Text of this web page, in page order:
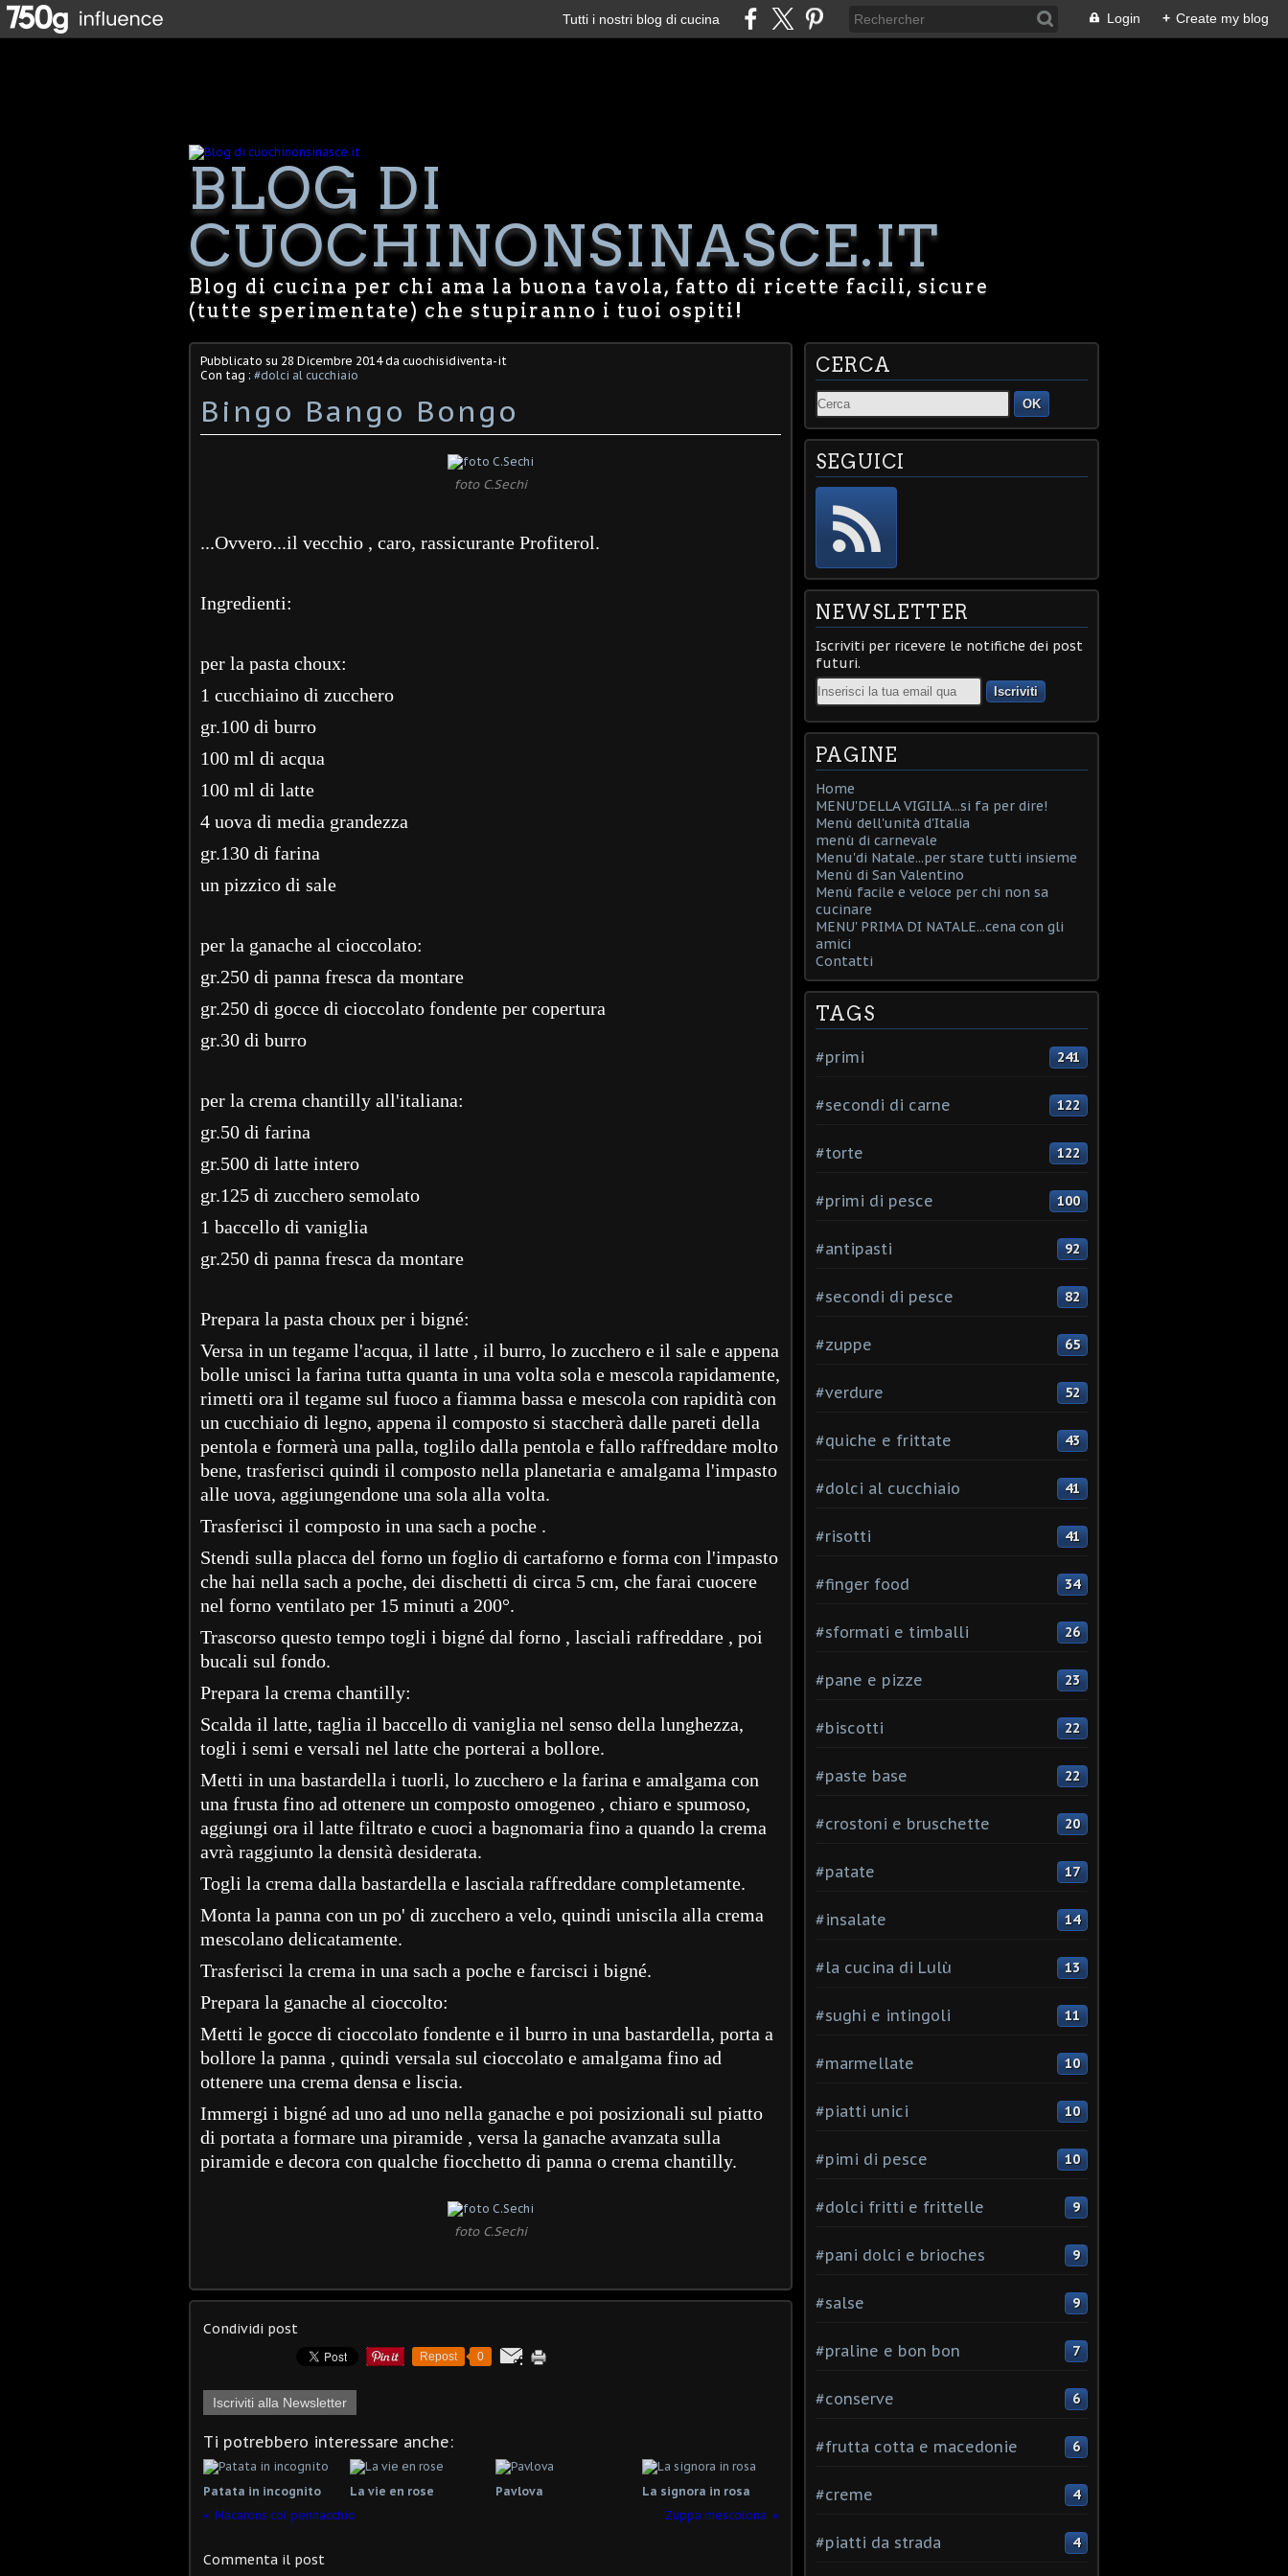
Tutti i nostri blog di cucina Login + Create my blog
BLOG DI
CUOCHINONSINASCE.IT
Blog di cucina per chi ama la buona tavola, fatto di ricette facili, sicure
(tutte sperimentate) che stupiranno i tuoi ospiti!
Pubblicato su 28 Dicembre 2014da cuochisidiventa-it
Con tag : #dolci al cucchiaio
Bingo Bango Bongo
foto C.Sechi
...Ovvero...il vecchio , caro, rassicurante Profiterol.
Ingredienti:
per la pasta choux:
1 cucchiaino di zucchero
gr.100 di burro
100 ml di acqua
100 ml di latte
4 uova di media grandezza
gr.130 di farina
un pizzico di sale
per la ganache al cioccolato:
gr.250 di panna fresca da montare
gr.250 di gocce di cioccolato fondente per copertura
gr.30 di burro
per la crema chantilly all'italiana:
gr.50 di farina
gr.500 di latte intero
gr.125 di zucchero semolato
1 baccello di vaniglia
gr.250 di panna fresca da montare
Prepara la pasta choux per i bigné:
Versa in un tegame l'acqua, il latte , il burro, lo zucchero e il sale e appena
bolle unisci la farina tutta quanta in una volta sola e mescola rapidamente,
rimetti ora il tegame sul fuoco a fiamma bassa e mescola con rapidità con
un cucchiaio di legno, appena il composto si staccherà dalle pareti della
pentola e formerà una palla, toglilo dalla pentola e fallo raffreddare molto
bene, trasferisci quindi il composto nella planetaria e amalgama l'impasto
alle uova, aggiungendone una sola alla volta.
Trasferisci il composto in una sach a poche .
Stendi sulla placca del forno un foglio di cartaforno e forma con l'impasto
che hai nella sach a poche, dei dischetti di circa 5 cm, che farai cuocere
nel forno ventilato per 15 minuti a 200°.
Trascorso questo tempo togli i bigné dal forno , lasciali raffreddare , poi
bucali sul fondo.
Prepara la crema chantilly:
Scalda il latte, taglia il baccello di vaniglia nel senso della lunghezza,
togli i semi e versali nel latte che porterai a bollore.
Metti in una bastardella i tuorli, lo zucchero e la farina e amalgama con
una frusta fino ad ottenere un composto omogeneo , chiaro e spumoso,
aggiungi ora il latte filtrato e cuoci a bagnomaria fino a quando la crema
avrà raggiunto la densità desiderata.
Togli la crema dalla bastardella e lasciala raffreddare completamente.
Monta la panna con un po' di zucchero a velo, quindi uniscila alla crema
mescolano delicatamente.
Trasferisci la crema in una sach a poche e farcisci i bigné.
Prepara la ganache al cioccolto:
Metti le gocce di cioccolato fondente e il burro in una bastardella, porta a
bollore la panna , quindi versala sul cioccolato e amalgama fino ad
ottenere una crema densa e liscia.
Immergi i bigné ad uno ad uno nella ganache e poi posizionali sul piatto
di portata a formare una piramide , versa la ganache avanzata sulla
piramide e decora con qualche fiocchetto di panna o crema chantilly.
foto C.Sechi
Condividi post
Repost 0
Iscriviti alla Newsletter
Ti potrebbero interessare anche:
Patata in incognito La vie en rose Pavlova
La signora in rosa
Macarons col pennacchio
Zuppa mescolona
Commenta il post
CERCA
OK
SEGUICI
NEWSLETTER
Iscriviti per ricevere le notifiche dei post
futuri.
Email
PAGINE
Home
MENU'DELLA VIGILIA...si fa per dire!
Menù dell'unità d'Italia
menù di carnevale
Menu'di Natale...per stare tutti insieme
Menù di San Valentino
Menù facile e veloce per chi non sa
cucinare
MENU' PRIMA DI NATALE...cena con gli
amici
Contatti
TAGS
#primi 241
#secondi di carne 122
#torte 122
#primi di pesce 100
#antipasti 92
#secondi di pesce 82
#zuppe 65
#verdure 52
#quiche e frittate 43
#dolci al cucchiaio 41
#risotti 41
#finger food 34
#sformati e timballi 26
#pane e pizze 23
#biscotti 22
#paste base 22
#crostoni e bruschette 20
#patate 17
#insalate 14
#la cucina di Lulù 13
#sughi e intingoli 11
#marmellate 10
#piatti unici 10
#pimi di pesce 10
#dolci fritti e frittelle 9
#pani dolci e brioches 9
#salse 9
#praline e bon bon 7
#conserve 6
#frutta cotta e macedonie 6
#creme 4
#piatti da strada 4